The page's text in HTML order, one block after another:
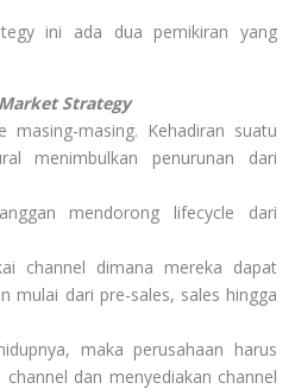
ini ada dua pemikiran yang
Strategy
masing-masing. Kehadiran suatu
menimbulkan penurunan dari
mendorong lifecycle dari
channel dimana mereka dapat
mulai dari pre-sales, sales hingga
maka perusahaan harus
dan menyediakan channel